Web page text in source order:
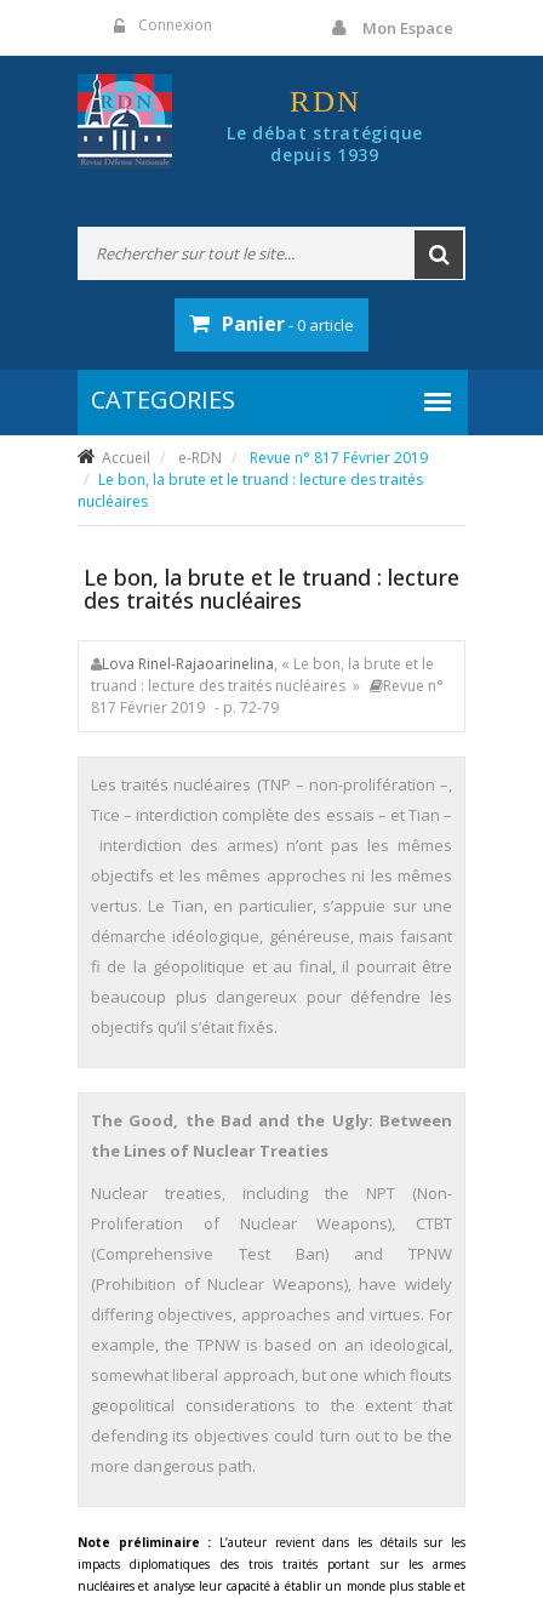
Connexion Mon Espace
RDN
Le débat stratégique
depuis 1939
Panier- 0 article
Accueil e-RDN
Revue n° 817 Février 2019
Le bon, la brute et le truand : lecture des traités
nucléaires
Le bon, la brute et le truand : lecture
des traités nucléaires
Lova Rinel-Rajaoarinelina, « Le bon, la brute et le
truand : lecture des traités nucléaires »
Revue n°
817 Février 2019 - p. 72-79
Les traités nucléaires (TNP – non-prolifération –,
Tice – interdiction complète des essais – et Tian –
interdiction des armes) n’ont pas les mêmes
objectifs et les mêmes approches ni les mêmes
vertus. Le Tian, en particulier, s’appuie sur une
démarche idéologique, généreuse, mais faisant
fi de la géopolitique et au final, il pourrait être
beaucoup plus dangereux pour défendre les
objectifs qu’il s’était fixés.
The Good, the Bad and the Ugly: Between
the Lines of Nuclear Treaties
Nuclear treaties, including the NPT (Non-
Proliferation of Nuclear Weapons), CTBT
(Comprehensive Test Ban) and TPNW
(Prohibition of Nuclear Weapons), have widely
differing objectives, approaches and virtues. For
example, the TPNW is based on an ideological,
somewhat liberal approach, but one which flouts
geopolitical considerations to the extent that
defending its objectives could turn out to be the
more dangerous path.
Note préliminaire : L’auteur revient dans les détails sur les
impacts diplomatiques des trois traités portant sur les armes
nucléaires et analyse leur capacité à établir un monde plus stable et